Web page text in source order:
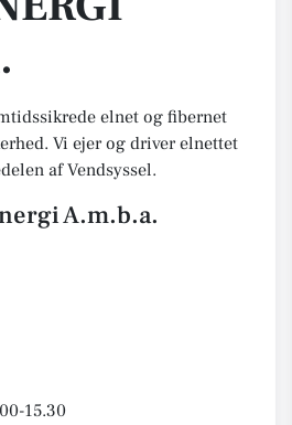
elnet og fibernet
Vi ejer og driver elnettet
af Vendsyssel.
A.m.b.a.
15.30